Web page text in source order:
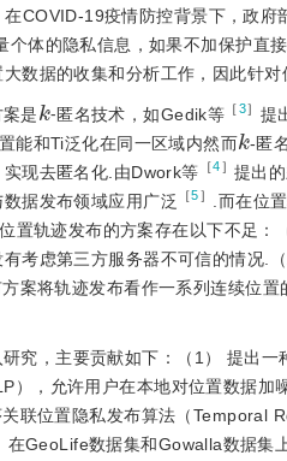
在COVID-19疫情防控背景下，政
个体的隐私信息，如果不加保护直
数据的收集和分析工作，因此针
是
k
⁃匿名技术，如Gedik等 ［3］ 提
能和Ti泛化在同一区域内然而
k
-匿
现去匿名化.由Dwork等 ［4］ 提出
据发布领域应用广泛
［5］
.而在位
置轨迹发布的方案存在以下不足
考虑第三方服务器不可信的情况.
案将轨迹发布看作一系列连续位
究，主要贡献如下：（1） 提出
，允许用户在本地对位置数据加
关联位置隐私发布算法（
GeoLife数据集和Gowalla数据集